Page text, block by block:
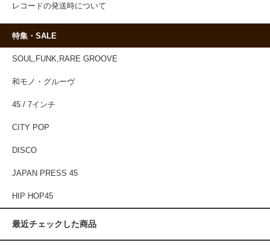
レコードの発送時について
特集・SALE
SOUL,FUNK,RARE GROOVE
和モノ・グルーヴ
45 / 7インチ
CITY POP
DISCO
JAPAN PRESS 45
HIP HOP45
最近チェックした商品